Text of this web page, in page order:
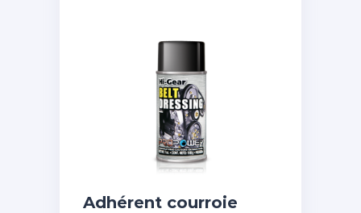
Adhérent courroie